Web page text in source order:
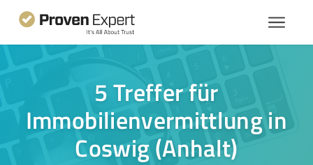
5 Treffer für
Immobilienvermittlung in
Coswig (Anhalt)